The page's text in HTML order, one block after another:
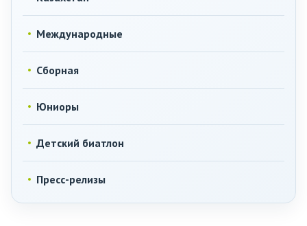
Международные
Сборная
Юниоры
Детский биатлон
Пресс-релизы